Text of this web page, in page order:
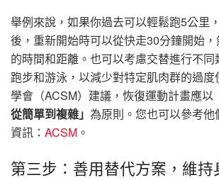
舉例來說，如果你過去可以輕鬆跑5公里
後，重新開始時可以從快走30分鐘開始
的時間和距離。也可以考慮交替進行不
跑步和游泳，以減少對特定肌肉群的過
學會（ACSM）建議，恢復運動計畫應以
從簡單到複雜」 為原則。您也可以參考
資訊： ACSM 。
第三步：善用替代方案，維持